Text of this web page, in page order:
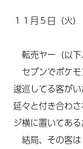
１１月５日（火
転売ヤー（以下
セブンでポケ
逡巡してる客が
延々と付き合わ
ジ横に置いてある
結局、その客